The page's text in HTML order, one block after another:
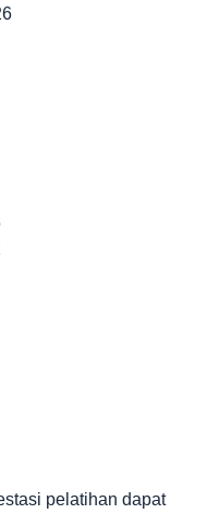
pelatihan dapat